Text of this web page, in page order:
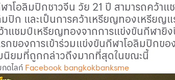
าโอลิมปิกชาวจีน วัย 21 ปี สามารถคว้าแ
มปิก และเป็นการคว้าเหรียญทองเหรียญ
ว้าแชมป์เหรียญทองจากการแข่งขันกีฬายิ
กของการเข้าร่วมแข่งขันกีฬาโอลิมปิกขอ
นิยมที่ถูกกล่าวถึงมากที่สุดในขณะนี้
ดไลก์ Facebook bangkokbanksme